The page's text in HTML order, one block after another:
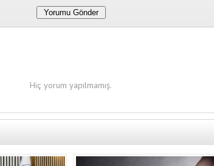
Hiç yorum yapılmamış.